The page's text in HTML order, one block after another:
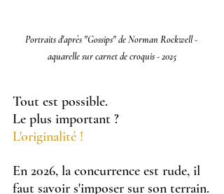
Portraits d'après "Gossips" de Norman Rockwell -
aquarelle sur carnet de croquis - 2025
Tout est possible.
Le plus important ?
L'originalité !
En 2026, la concurrence est rude, il
faut savoir s'imposer sur son terrain.